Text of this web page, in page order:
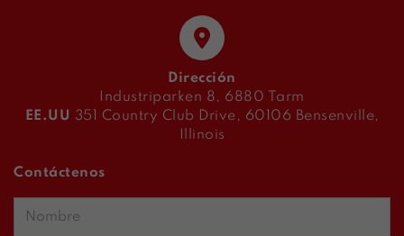
Dirección
Industriparken 8, 6880 Tarm
EE.UU 351 Country Club Drive, 60106 Bensenville,
Illinois
Contáctenos